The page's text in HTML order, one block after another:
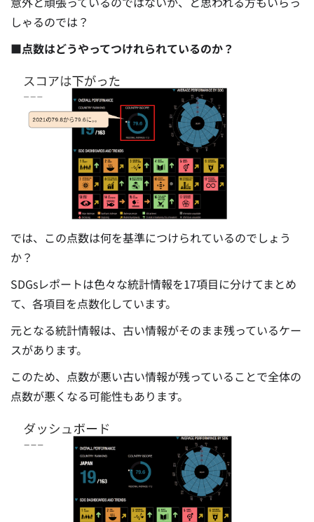
しゃるのでは？
■点数はどうやってつけれられているのか？
では、この点数は何を基準につけられているのでしょう
か？
SDGsレポートは色々な統計情報を17項目に分けてまとめ
て、各項目を点数化しています。
元となる統計情報は、古い情報がそのまま残っているケー
スがあります。
このため、点数が悪い古い情報が残っていることで全体の
点数が悪くなる可能性もあります。